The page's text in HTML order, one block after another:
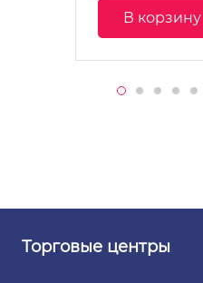
В корзину
Торговые центры